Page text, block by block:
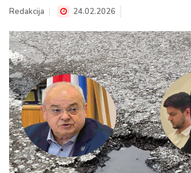
Redakcija 24.02.2026